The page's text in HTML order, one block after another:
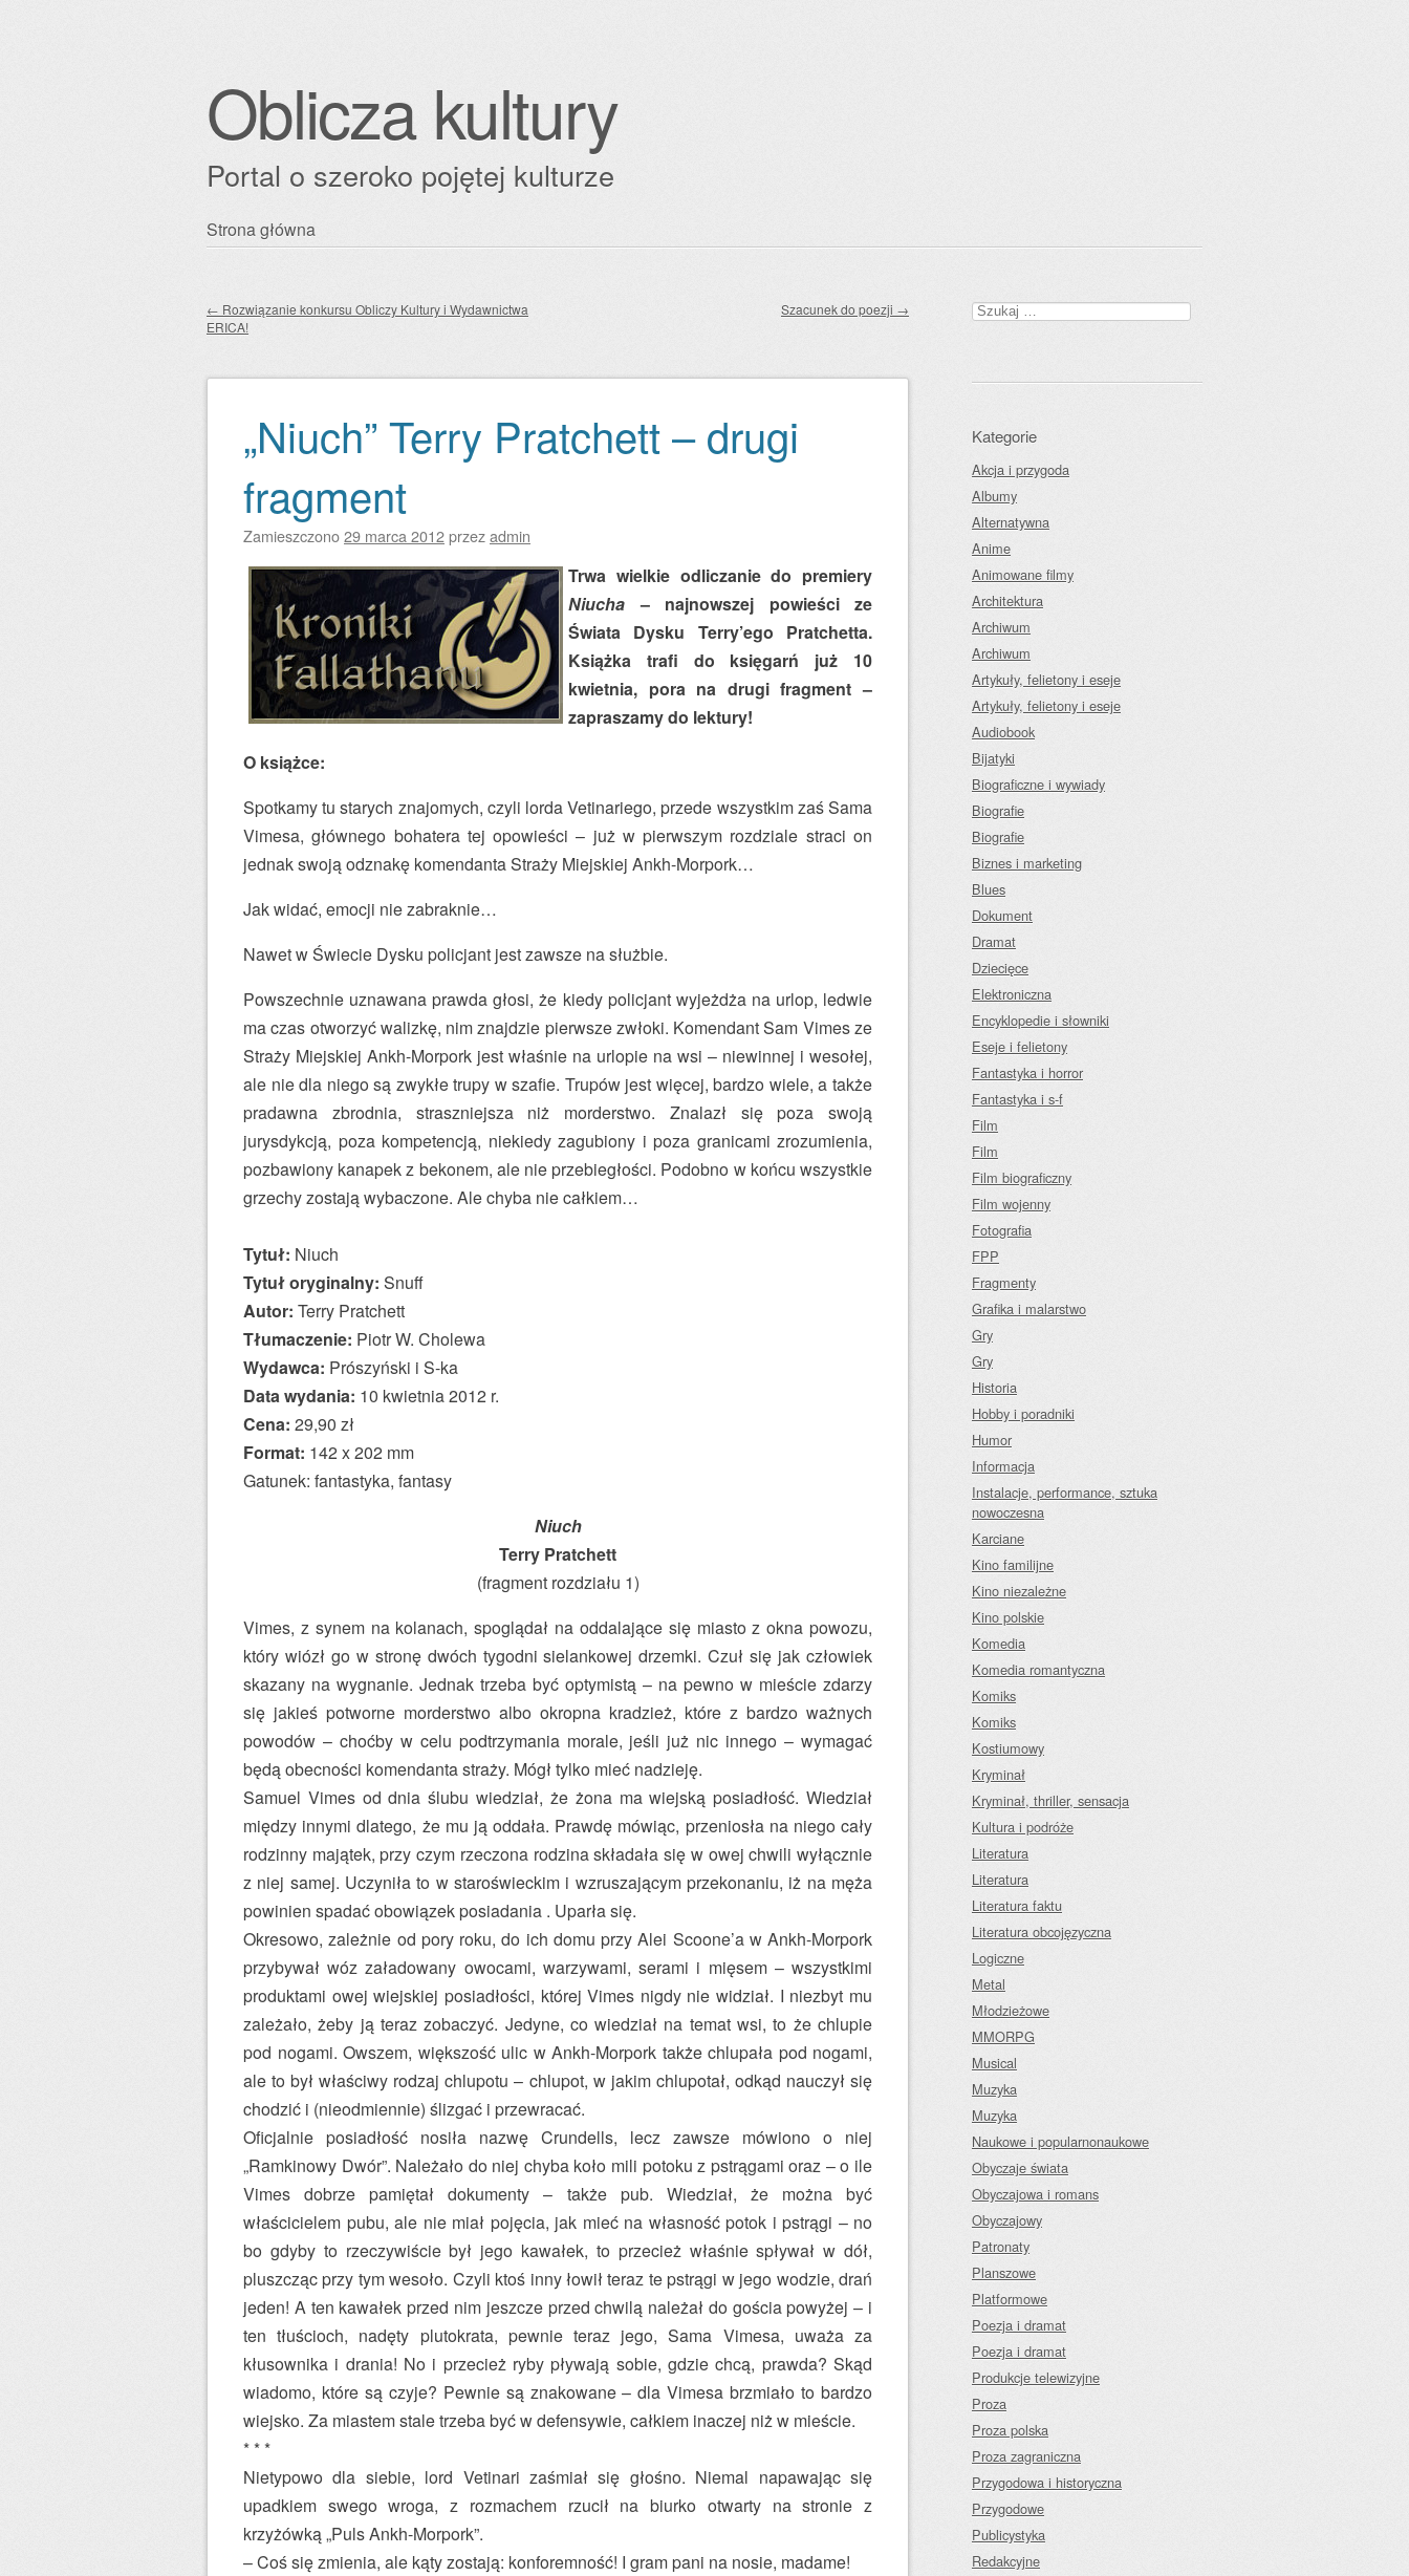
Oblicza kultury
Portal o szeroko pojętej kulturze
Przejdź
Strona główna
← Rozwiązanie konkursu Obliczy Kultury i Wydawnictwa
ERICA!
Szacunek do poezji →
„Niuch” Terry Pratchett – drugi
fragment
Zamieszczono29 marca 2012przezadmin
Trwa wielkie odliczanie do premiery
Niucha – najnowszej powieści ze
Świata Dysku Terry’ego Pratchetta.
Książka trafi do księgarń już 10
kwietnia, pora na drugi fragment –
zapraszamy do lektury!
O książce:
Spotkamy tu starych znajomych, czyli lorda Vetinariego, przede wszystkim zaś Sama
Vimesa, głównego bohatera tej opowieści – już w pierwszym rozdziale straci on
jednak swoją odznakę komendanta Straży Miejskiej Ankh-Morpork…
Jak widać, emocji nie zabraknie…
Nawet w Świecie Dysku policjant jest zawsze na służbie.
Powszechnie uznawana prawda głosi, że kiedy policjant wyjeżdża na urlop, ledwie
ma czas otworzyć walizkę, nim znajdzie pierwsze zwłoki. Komendant Sam Vimes ze
Straży Miejskiej Ankh-Morpork jest właśnie na urlopie na wsi – niewinnej i wesołej,
ale nie dla niego są zwykłe trupy w szafie. Trupów jest więcej, bardzo wiele, a także
pradawna zbrodnia, straszniejsza niż morderstwo. Znalazł się poza swoją
jurysdykcją, poza kompetencją, niekiedy zagubiony i poza granicami zrozumienia,
pozbawiony kanapek z bekonem, ale nie przebiegłości. Podobno w końcu wszystkie
grzechy zostają wybaczone. Ale chyba nie całkiem…
Tytuł: Niuch
Tytuł oryginalny: Snuff
Autor: Terry Pratchett
Tłumaczenie: Piotr W. Cholewa
Wydawca: Prószyński i S-ka
Data wydania: 10 kwietnia 2012 r.
Cena: 29,90 zł
Format: 142 x 202 mm
Gatunek: fantastyka, fantasy
Niuch
Terry Pratchett
(fragment rozdziału 1)
Vimes, z synem na kolanach, spoglądał na oddalające się miasto z okna powozu,
który wiózł go w stronę dwóch tygodni sielankowej drzemki. Czuł się jak człowiek
skazany na wygnanie. Jednak trzeba być optymistą – na pewno w mieście zdarzy
się jakieś potworne morderstwo albo okropna kradzież, które z bardzo ważnych
powodów – choćby w celu podtrzymania morale, jeśli już nic innego – wymagać
będą obecności komendanta straży. Mógł tylko mieć nadzieję.
Samuel Vimes od dnia ślubu wiedział, że żona ma wiejską posiadłość. Wiedział
między innymi dlatego, że mu ją oddała. Prawdę mówiąc, przeniosła na niego cały
rodzinny majątek, przy czym rzeczona rodzina składała się w owej chwili wyłącznie
z niej samej. Uczyniła to w staroświeckim i wzruszającym przekonaniu, iż na męża
powinien spadać obowiązek posiadania . Uparła się.
Okresowo, zależnie od pory roku, do ich domu przy Alei Scoone’a w Ankh-Morpork
przybywał wóz załadowany owocami, warzywami, serami i mięsem – wszystkimi
produktami owej wiejskiej posiadłości, której Vimes nigdy nie widział. I niezbyt mu
zależało, żeby ją teraz zobaczyć. Jedyne, co wiedział na temat wsi, to że chlupie
pod nogami. Owszem, większość ulic w Ankh-Morpork także chlupała pod nogami,
ale to był właściwy rodzaj chlupotu – chlupot, w jakim chlupotał, odkąd nauczył się
chodzić i (nieodmiennie) ślizgać i przewracać.
Oficjalnie posiadłość nosiła nazwę Crundells, lecz zawsze mówiono o niej
„Ramkinowy Dwór”. Należało do niej chyba koło mili potoku z pstrągami oraz – o ile
Vimes dobrze pamiętał dokumenty – także pub. Wiedział, że można być
właścicielem pubu, ale nie miał pojęcia, jak mieć na własność potok i pstrągi – no
bo gdyby to rzeczywiście był jego kawałek, to przecież właśnie spływał w dół,
pluszcząc przy tym wesoło. Czyli ktoś inny łowił teraz te pstrągi w jego wodzie, drań
jeden! A ten kawałek przed nim jeszcze przed chwilą należał do gościa powyżej – i
ten tłuścioch, nadęty plutokrata, pewnie teraz jego, Sama Vimesa, uważa za
kłusownika i drania! No i przecież ryby pływają sobie, gdzie chcą, prawda? Skąd
wiadomo, które są czyje? Pewnie są znakowane – dla Vimesa brzmiało to bardzo
wiejsko. Za miastem stale trzeba być w defensywie, całkiem inaczej niż w mieście.
* * *
Nietypowo dla siebie, lord Vetinari zaśmiał się głośno. Niemal napawając się
upadkiem swego wroga, z rozmachem rzucił na biurko otwarty na stronie z
krzyżówką „Puls Ankh-Morpork”.
– Coś się zmienia, ale kąty zostają: konforemność! I gram pani na nosie, madame!
Szukaj:
Kategorie
Akcja i przygoda
Albumy
Alternatywna
Anime
Animowane filmy
Architektura
Archiwum
Archiwum
Artykuły, felietony i eseje
Artykuły, felietony i eseje
Audiobook
Bijatyki
Biograficzne i wywiady
Biografie
Biografie
Biznes i marketing
Blues
Dokument
Dramat
Dziecięce
Elektroniczna
Encyklopedie i słowniki
Eseje i felietony
Fantastyka i horror
Fantastyka i s-f
Film
Film
Film biograficzny
Film wojenny
Fotografia
FPP
Fragmenty
Grafika i malarstwo
Gry
Gry
Historia
Hobby i poradniki
Humor
Informacja
Instalacje, performance, sztuka
nowoczesna
Karciane
Kino familijne
Kino niezależne
Kino polskie
Komedia
Komedia romantyczna
Komiks
Komiks
Kostiumowy
Kryminał
Kryminał, thriller, sensacja
Kultura i podróże
Literatura
Literatura
Literatura faktu
Literatura obcojęzyczna
Logiczne
Metal
Młodzieżowe
MMORPG
Musical
Muzyka
Muzyka
Naukowe i popularnonaukowe
Obyczaje świata
Obyczajowa i romans
Obyczajowy
Patronaty
Planszowe
Platformowe
Poezja i dramat
Poezja i dramat
Produkcje telewizyjne
Proza
Proza polska
Proza zagraniczna
Przygodowa i historyczna
Przygodowe
Publicystyka
Redakcyjne